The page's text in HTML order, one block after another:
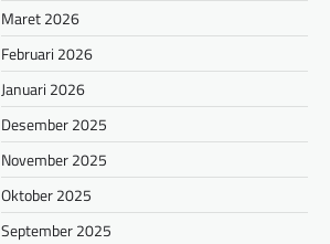
Maret 2026
Februari 2026
Januari 2026
Desember 2025
November 2025
Oktober 2025
September 2025